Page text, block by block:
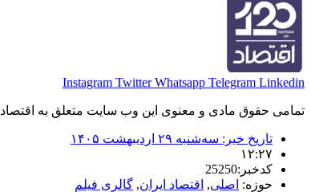
Instagram Twitter Whatsapp Telegram Linkedin
تمامی حقوق مادی و معنوی این وب سایت متعلق به اقتصاد 120 می باشد و استفاده غیر قانونی از آن پیگرد قانونی دارد.
تاریخ خبر: سه‌شنبه ۲۹ اردیبهشت ۱۴۰۵
۱۲:۲۷
کدخبر:25250
حوزه: اصلی, اقتصاد ایران, گالری فیلم